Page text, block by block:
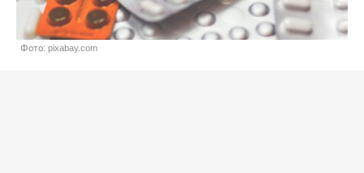
Фото: pixabay.com